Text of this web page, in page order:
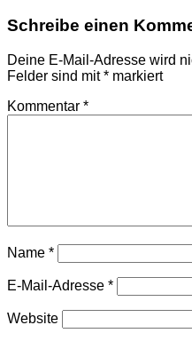
Schreibe einen
Deine E-Mail-Adresse wird
Felder sind mit* markiert
Kommentar *
Name *
E-Mail-Adresse *
Website